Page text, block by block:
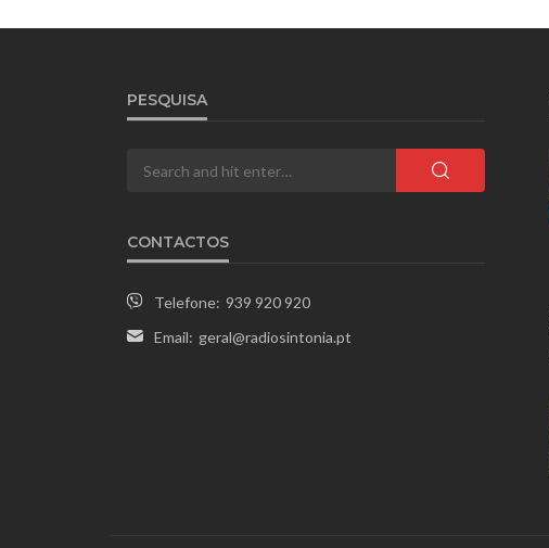
PESQUISA
CONTACTOS
Telefone: 939 920 920
Email: geral@radiosintonia.pt